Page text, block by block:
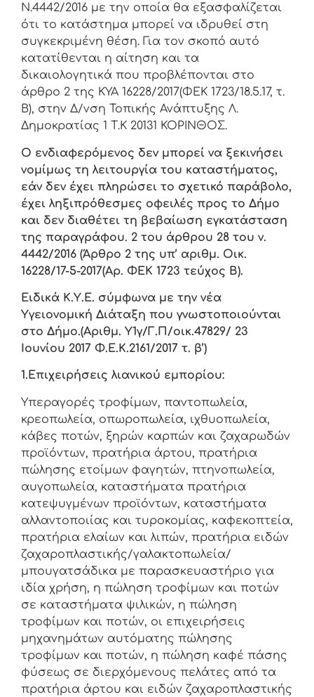
Ν.4442/2016 με την οποία θα εξασφαλίζεται
ότι το κατάστημα μπορεί να ιδρυθεί στη
συγκεκριμένη θέση. Για τον σκοπό αυτό
κατατίθενται η αίτηση και τα
δικαιολογητικά που προβλέπονται στο
άρθρο 2 της ΚΥΑ 16228/2017(ΦΕΚ 1723/18.5.17, τ.
Β), στην Δ/νση Τοπικής Ανάπτυξης Λ.
Δημοκρατίας 1 Τ.Κ 20131 ΚΟΡΙΝΘΟΣ.
Ο ενδιαφερόμενος δεν μπορεί να ξεκινήσει
νομίμως τη λειτουργία του καταστήματος,
εάν δεν έχει πληρώσει το σχετικό παράβολο,
έχει ληξιπρόθεσμες οφειλές προς το Δήμο
και δεν διαθέτει τη βεβαίωση εγκατάσταση
της παραγράφου. 2 του άρθρου 28 του ν.
4442/2016 (Άρθρο 2 της υπ’ αριθμ. Οικ.
16228/17-5-2017(Αρ. ΦΕΚ 1723 τεύχος Β).
Ειδικά Κ.Υ.Ε. σύμφωνα με την νέα
Υγειονομική Διάταξη που γνωστοποιούνται
στο Δήμο.(Αριθμ. Υ1γ/Γ.Π/οικ.47829/ 23
Ιουνίου 2017 Φ.Ε.Κ.2161/2017 τ. β’)
1.Επιχειρήσεις λιανικού εμπορίου:
Υπεραγορές τροφίμων, παντοπωλεία,
κρεοπωλεία, οπωροπωλεία, ιχθυοπωλεία,
κάβες ποτών, ξηρών καρπών και ζαχαρωδών
προϊόντων, πρατήρια άρτου, πρατήρια
πώλησης ετοίμων φαγητών, πτηνοπωλεία,
αυγοπωλεία, καταστήματα πρατήρια
κατεψυγμένων προϊόντων, καταστήματα
αλλαντοποιίας και τυροκομίας, καφεκοπτεία,
πρατήρια ελαίων και λιπών, πρατήρια ειδών
ζαχαροπλαστικής/γαλακτοπωλεία/
μπουγατσάδικα με παρασκευαστήριο για
ιδία χρήση, η πώληση τροφίμων και ποτών
σε καταστήματα ψιλικών, η πώληση
τροφίμων και ποτών, οι επιχειρήσεις
μηχανημάτων αυτόματης πώλησης
τροφίμων και ποτών, η πώληση καφέ πάσης
φύσεως σε διερχόμενους πελάτες από τα
πρατήρια άρτου και ειδών ζαχαροπλαστικής